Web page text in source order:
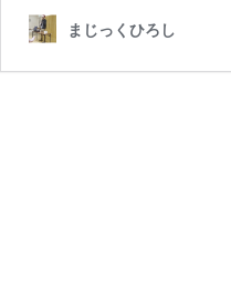
まじっくひろし